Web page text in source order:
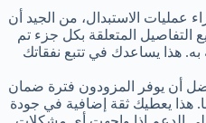
عمليات الاستبدال، من الجيد أن
المتعلقة بكل جزء تم
به. هذا يساعدك في تتبع نفقاتك
أن يوفر المزودون فترة ضمان
هذا يعطيك ثقة إضافية في جودة